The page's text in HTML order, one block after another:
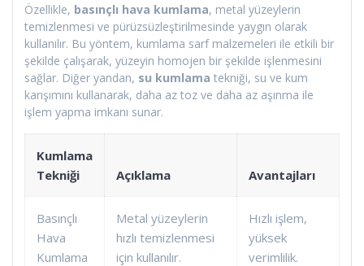
Özellikle, basınçlı hava kumlama, metal yüzeylerin
temizlenmesi ve pürüzsüzleştirilmesinde yaygın olarak
kullanılır. Bu yöntem, kumlama sarf malzemeleri ile etkili bir
şekilde çalışarak, yüzeyin homojen bir şekilde işlenmesini
sağlar. Diğer yandan, su kumlama tekniği, su ve kum
karışımını kullanarak, daha az toz ve daha az aşınma ile
işlem yapma imkanı sunar.
Kumlama
Tekniği
Açıklama Avantajları
Basınçlı
Hava
Kumlama
Metal yüzeylerin
hızlı temizlenmesi
için kullanılır.
Hızlı işlem,
yüksek
verimlilik.